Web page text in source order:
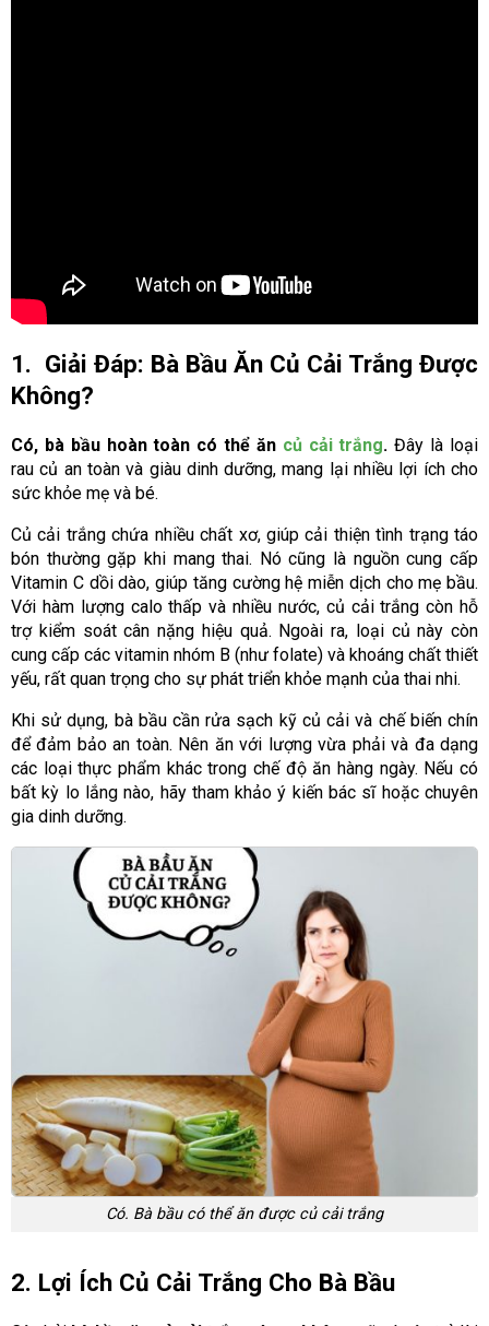
1. Giải Đáp: Bà Bầu Ăn Củ Cải Trắng Được
Không?
Có, bà bầu hoàn toàn có thể ăn củ cải trắng. Đây là loại
rau củ an toàn và giàu dinh dưỡng, mang lại nhiều lợi ích cho
sức khỏe mẹ và bé.
Củ cải trắng chứa nhiều chất xơ, giúp cải thiện tình trạng táo
bón thường gặp khi mang thai. Nó cũng là nguồn cung cấp
Vitamin C dồi dào, giúp tăng cường hệ miễn dịch cho mẹ bầu.
Với hàm lượng calo thấp và nhiều nước, củ cải trắng còn hỗ
trợ kiểm soát cân nặng hiệu quả. Ngoài ra, loại củ này còn
cung cấp các vitamin nhóm B (như folate) và khoáng chất thiết
yếu, rất quan trọng cho sự phát triển khỏe mạnh của thai nhi.
Khi sử dụng, bà bầu cần rửa sạch kỹ củ cải và chế biến chín
để đảm bảo an toàn. Nên ăn với lượng vừa phải và đa dạng
các loại thực phẩm khác trong chế độ ăn hàng ngày. Nếu có
bất kỳ lo lắng nào, hãy tham khảo ý kiến bác sĩ hoặc chuyên
gia dinh dưỡng.
Có. Bà bầu có thể ăn được củ cải trắng
2. Lợi Ích Củ Cải Trắng Cho Bà Bầu